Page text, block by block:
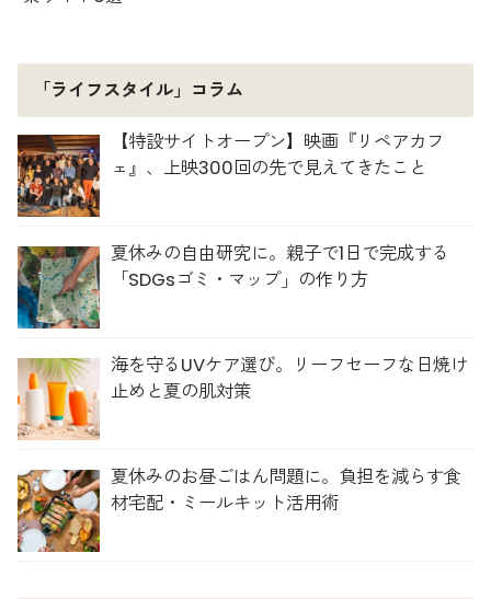
「ライフスタイル」コラム
【特設サイトオープン】映画『リペアカフ
ェ』、上映300回の先で見えてきたこと
夏休みの自由研究に。親子で1日で完成する
「SDGsゴミ・マップ」の作り方
海を守るUVケア選び。リーフセーフな日焼け
止めと夏の肌対策
夏休みのお昼ごはん問題に。負担を減らす食
材宅配・ミールキット活用術